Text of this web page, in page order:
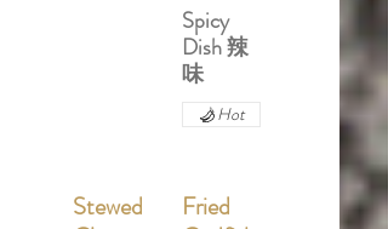
Spicy
Dish 辣
味
Hot
Stewed
Fried